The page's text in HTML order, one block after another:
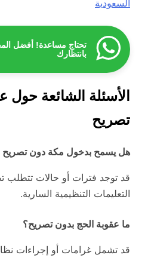
السعودية
تحتاج مساعدة! أفضل
بانتظارك
الأسئلة الشائعة حول
تصريح
هل يسمح بدخول مكة دون
قد توجد فترات أو حالات
التعليمات التنظيمية السارية.
ما عقوبة الحج بدون تصريح؟
قد تشمل غرامات أو إجراءات